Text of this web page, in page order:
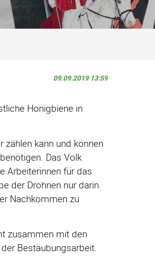
09.09.2019 13:59
Honigbiene in
kann und können
Das Volk
Arbeiterinnen für das
der Drohnen nur darin
Nachkommen zu
zusammen mit den
Bestäubungsarbeit.